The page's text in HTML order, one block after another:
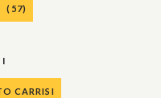
(57)
CARRISI